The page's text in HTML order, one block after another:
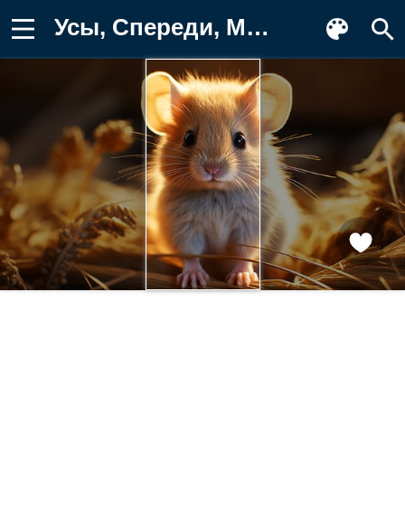
Усы, Спереди, Мордашка, Цифровое Картинка на телефон